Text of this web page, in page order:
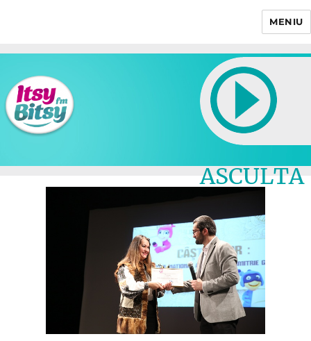
MENIU
ASCULTA
LIVE